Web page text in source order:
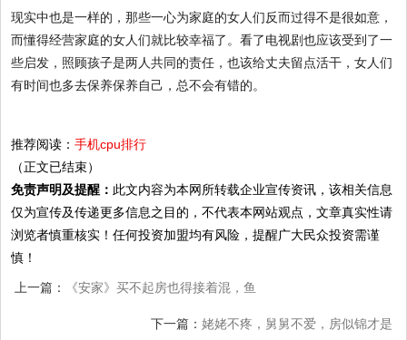
现实中也是一样的，那些一心为家庭的女人们反而过得不是很如意，
而懂得经营家庭的女人们就比较幸福了。看了电视剧也应该受到了一
些启发，照顾孩子是两人共同的责任，也该给丈夫留点活干，女人们
有时间也多去保养保养自己，总不会有错的。
推荐阅读：手机cpu排行
（正文已结束）
免责声明及提醒： 此文内容为本网所转载企业宣传资讯，该相关信息
仅为宣传及传递更多信息之目的，不代表本网站观点，文章真实性请
浏览者慎重核实！任何投资加盟均有风险，提醒广大民众投资需谨
慎！
上一篇： 《安家》买不起房也得接着混，鱼
化龙这台词真扎心，让人无力反驳
下一篇： 姥姥不疼，舅舅不爱，房似锦才是